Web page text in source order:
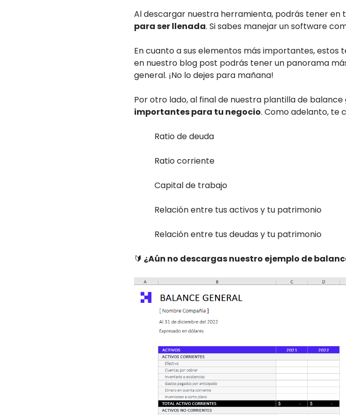
Al descargar nuestra herramienta, podrás tener en
para ser llenada. Si sabes manejar un software
En cuanto a sus elementos más importantes,
en nuestro blog post podrás tener un panorama
general. ¡No lo dejes para mañana!
Por otro lado, al final de nuestra plantilla de
importantes para tu negocio. Como adelanto, te
Ratio de deuda
Ratio corriente
Capital de trabajo
Relación entre tus activos y tu patrimonio
Relación entre tus deudas y tu patrimonio
🔰 ¿Aún no descargas nuestro ejemplo de